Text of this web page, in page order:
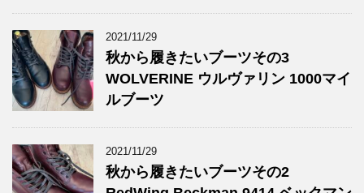
2021/11/29
秋から履きたいブーツその3
WOLVERINE ウルヴァリン 1000マイ
ルブーツ
2021/11/29
秋から履きたいブーツその2